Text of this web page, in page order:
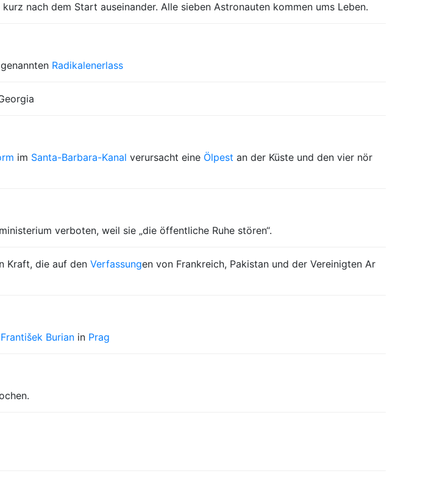
nach dem Start auseinander. Alle sieben Astronauten kommen ums Leben.
Radikalenerlass
im Santa-Barbara-Kanal verursacht eine Ölpest an der Küste und den vier nör
verboten, weil sie „die öffentliche Ruhe stören“.
Kraft, die auf den Verfassungen von Frankreich, Pakistan und der Vereinigten Ar
Burian in Prag